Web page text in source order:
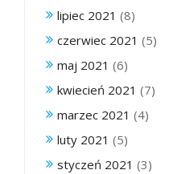
lipiec 2021 (8)
czerwiec 2021 (5)
maj 2021 (6)
kwiecień 2021 (7)
marzec 2021 (4)
luty 2021 (5)
styczeń 2021 (3)